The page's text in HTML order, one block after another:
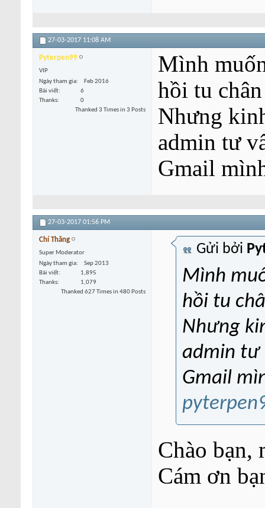
27-03-2017 11:08 AM
Pyterpen99
VIP
Ngày tham gia
Feb 2016
Bài viết
6
Thanks
0
Thanked 3 Times in 3 Posts
Mình
hồi tu
Nhưng
admin tư
Gmail
27-03-2017 01:56 PM
Chí Thăng
Super Moderator
Ngày tham gia
Sep 2013
Bài viết
1,895
Thanks
1,079
Thanked 627 Times in 480 Posts
Gửi bởi
Mình
hồi tu
Nhưng
admin tư
Gmail
Chào bạn,
Cám ơn